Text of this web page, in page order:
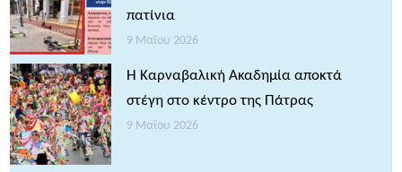
πατίνια
9 Μαΐου 2026
Η Καρναβαλική Ακαδημία αποκτά
στέγη στο κέντρο της Πάτρας
9 Μαΐου 2026